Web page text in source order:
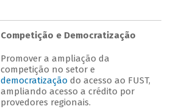
Competição e Democratização
Promover a ampliação da
competição no setor e
democratização do acesso ao FUST,
ampliando acesso a crédito por
provedores regionais.